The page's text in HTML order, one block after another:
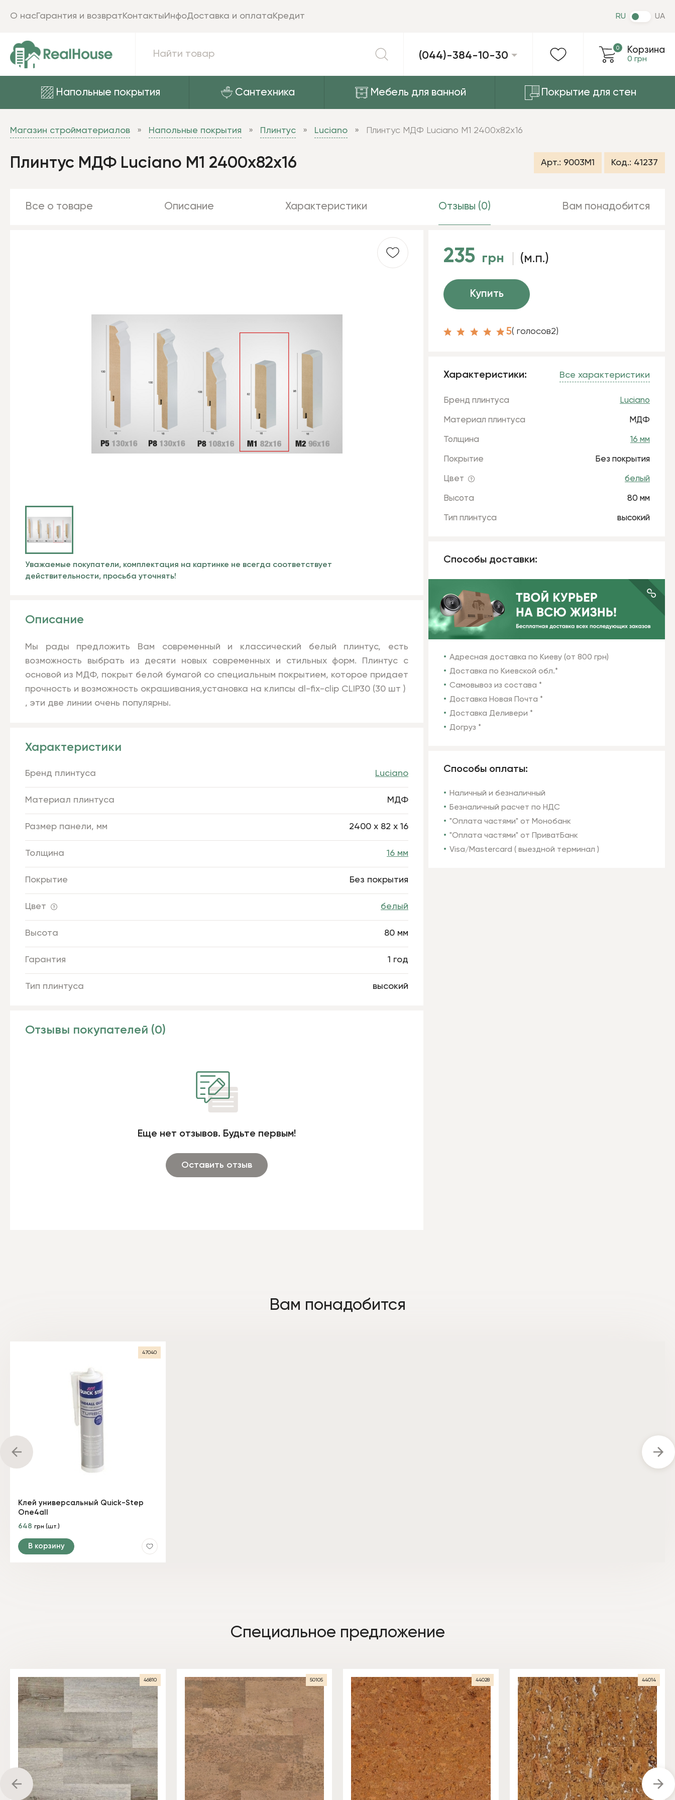
(044)-384-10-30
Корзина
0 грн
0
RU UA
Напольные покрытия Сантехника Мебель для ванной Покрытие для стен
О насГарантия и возвратКонтактыИнфоДоставка и оплатаКредит
Магазин стройматериалов Напольные покрытия Плинтус Luciano Плинтус МДФ Luciano M1 2400х82х16
Плинтус МДФ Luciano M1 2400х82х16 Арт.: 9003M1 Код.: 41237
Все о товаре Описание Характеристики Отзывы (0) Вам понадобится
Уважаемые покупатели, комплектация на картинке не всегда соответствует
действительности, просьба уточнять!
235 грн (м.п.)
Купить
5( голосов2)
Характеристики: Все характеристики
Бренд плинтуса Luciano
Материал плинтуса МДФ
Толщина 16 мм
Покрытие Без покрытия
Цвет белый
Высота 80 мм
Тип плинтуса высокий
Способы доставки:
Адресная доставка по Киеву (от 800 грн)
Доставка по Киевской обл.*
Самовывоз из состава *
Доставка Новая Почта *
Доставка Деливери *
Догруз *
Способы оплаты:
Наличный и безналичный
Безналичный расчет по НДС
"Оплата частями" от Монобанк
"Оплата частями" от ПриватБанк
Visa/Mastercard ( выездной терминал )
Описание
Мы рады предложить Вам современный и классический белый плинтус, есть
возможность выбрать из десяти новых современных и стильных форм. Плинтус с
основой из МДФ, покрыт белой бумагой со специальным покрытием, которое придает
прочность и возможность окрашивания,установка на клипсы dl-fix-clip CLIP30 (30 шт )
, эти две линии очень популярны.
Характеристики
Бренд плинтуса Luciano
Материал плинтуса МДФ
Размер панели, мм 2400 х 82 х 16
Толщина 16 мм
Покрытие Без покрытия
Цвет белый
Высота 80 мм
Гарантия 1 год
Тип плинтуса высокий
Отзывы покупателей (0)
Еще нет отзывов. Будьте первым!
Оставить отзыв
Вам понадобится
47040
Клей универсальный Quick-Step
One4all
648 грн (шт.)
В корзину
Специальное предложение
46810 50105 44028 44014